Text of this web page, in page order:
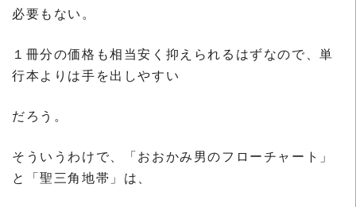
必要もない。
１冊分の価格も相当安く抑えられるはずなので、単
行本よりは手を出しやすい
だろう。
そういうわけで、「おおかみ男のフローチャート」
と「聖三角地帯」は、